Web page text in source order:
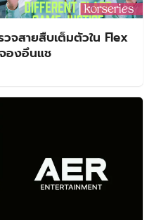
จสายสืบเต็มตัวใน Flex
องอึนแช